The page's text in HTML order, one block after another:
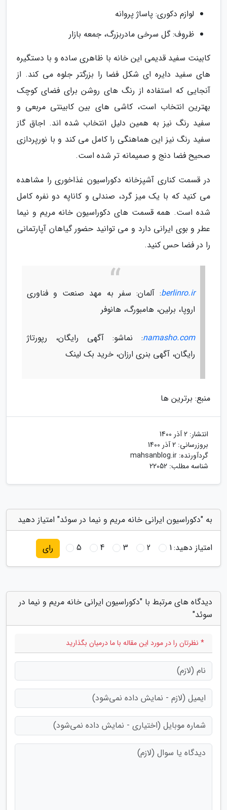
لوازم دکوری: پاساژ پروانه
ظروف: گل سرخى مادربزرگ، جمعه بازار
کابینت سفید قدیمی این خانه با ظاهری ساده و با دستگیره
های سفید دایره ای شکل فضا را بزرگتر جلوه می کند. از
آنجایی که استفاده از رنگ های روشن برای فضای کوچک
بهترین انتخاب است، کاشی های بین کابینتی مربعی و
سفید رنگ نیز به همین دلیل انتخاب شده اند. اجاق گاز
سفید رنگ نیز این هماهنگی را کامل می کند و با نورپردازی
صحیح فضا دنج و صمیمانه تر شده است.
در قسمت کناری آشپزخانه دکوراسیون غذاخوری را مشاهده
می کنید که با یک میز گرد، صندلی و کاناپه دو نفره کامل
شده است. همه قسمت های دکوراسیون خانه مریم و نیما
عطر و بوی ایرانی دارد و می توانید حضور گیاهان آپارتمانی
را در فضا حس کنید.
berlinro.ir: آلمان: سفر به مهد صنعت و فناوری
اروپا، برلین، هامبورگ، هانوفر
namasho.com: نماشو: آگهی رایگان، رپورتاژ
رایگان، آگهی بنری ارزان، خرید بک لینک
منبع: برترین ها
انتشار: 2 آذر 1400
بروزرسانی: 2 آذر 1400
گردآورنده: mahsanblog.ir
شناسه مطلب: 22052
به "دکوراسیون ایرانی خانه مریم و نیما در سوئد" امتیاز دهید
امتیاز دهید:1
2
3
4
5 رای
دیدگاه های مرتبط با "دکوراسیون ایرانی خانه مریم و نیما در
سوئد"
* نظرتان را در مورد این مقاله با ما درمیان بگذارید